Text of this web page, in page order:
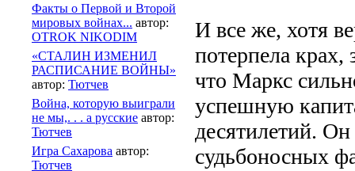
И все же, хотя
потерпела
что Маркс
успешную
десятилетий.
судьбоносных
Факты о Первой и Второй
мировых войнах... автор:
OTROK NIKODIM
«СТАЛИН ИЗМЕНИЛ
РАСПИСАНИЕ ВОЙНЫ»
автор: Тютчев
Война, которую выиграли
не мы,. . . а русские автор:
Тютчев
Игра Сахарова автор:
Тютчев